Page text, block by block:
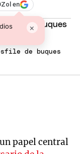
en
×
de buques
papel central